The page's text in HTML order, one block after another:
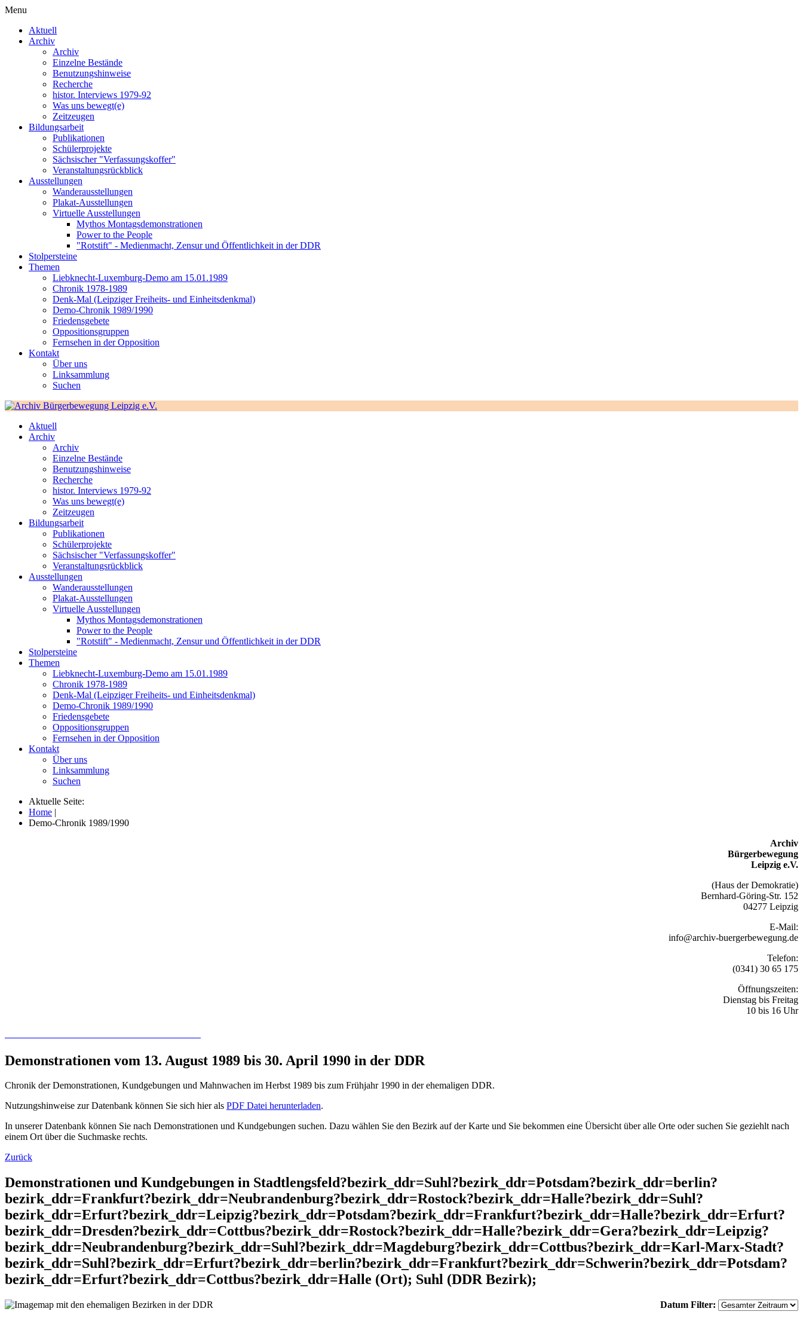
Menu
Aktuell
Archiv
Archiv
Einzelne Bestände
Benutzungshinweise
Recherche
histor. Interviews 1979-92
Was uns bewegt(e)
Zeitzeugen
Bildungsarbeit
Publikationen
Schülerprojekte
Sächsischer "Verfassungskoffer"
Veranstaltungsrückblick
Ausstellungen
Wanderausstellungen
Plakat-Ausstellungen
Virtuelle Ausstellungen
Mythos Montagsdemonstrationen
Power to the People
"Rotstift" - Medienmacht, Zensur und Öffentlichkeit in der DDR
Stolpersteine
Themen
Liebknecht-Luxemburg-Demo am 15.01.1989
Chronik 1978-1989
Denk-Mal (Leipziger Freiheits- und Einheitsdenkmal)
Demo-Chronik 1989/1990
Friedensgebete
Oppositionsgruppen
Fernsehen in der Opposition
Kontakt
Über uns
Linksammlung
Suchen
Aktuell
Archiv
Archiv
Einzelne Bestände
Benutzungshinweise
Recherche
histor. Interviews 1979-92
Was uns bewegt(e)
Zeitzeugen
Bildungsarbeit
Publikationen
Schülerprojekte
Sächsischer "Verfassungskoffer"
Veranstaltungsrückblick
Ausstellungen
Wanderausstellungen
Plakat-Ausstellungen
Virtuelle Ausstellungen
Mythos Montagsdemonstrationen
Power to the People
"Rotstift" - Medienmacht, Zensur und Öffentlichkeit in der DDR
Stolpersteine
Themen
Liebknecht-Luxemburg-Demo am 15.01.1989
Chronik 1978-1989
Denk-Mal (Leipziger Freiheits- und Einheitsdenkmal)
Demo-Chronik 1989/1990
Friedensgebete
Oppositionsgruppen
Fernsehen in der Opposition
Kontakt
Über uns
Linksammlung
Suchen
Aktuelle Seite:
Home |
Demo-Chronik 1989/1990
Archiv
Bürgerbewegung
Leipzig e.V.
(Haus der Demokratie)
Bernhard-Göring-Str. 152
04277 Leipzig
E-Mail:
info@archiv-buergerbewegung.de
Telefon:
(0341) 30 65 175
Öffnungszeiten:
Dienstag bis Freitag
10 bis 16 Uhr
Demonstrationen vom 13. August 1989 bis 30. April 1990 in der DDR
Chronik der Demonstrationen, Kundgebungen und Mahnwachen im Herbst 1989 bis zum Frühjahr 1990 in der ehemaligen DDR.
Nutzungshinweise zur Datenbank können Sie sich hier als PDF Datei herunterladen.
In unserer Datenbank können Sie nach Demonstrationen und Kundgebungen suchen. Dazu wählen Sie den Bezirk auf der Karte und Sie bekommen eine Übersicht über alle Orte oder suchen Sie geziehlt nach
einem Ort über die Suchmaske rechts.
Zurück
Demonstrationen und Kundgebungen in Stadtlengsfeld?bezirk_ddr=Suhl?bezirk_ddr=Potsdam?bezirk_ddr=berlin?
bezirk_ddr=Frankfurt?bezirk_ddr=Neubrandenburg?bezirk_ddr=Rostock?bezirk_ddr=Halle?bezirk_ddr=Suhl?
bezirk_ddr=Erfurt?bezirk_ddr=Leipzig?bezirk_ddr=Potsdam?bezirk_ddr=Frankfurt?bezirk_ddr=Halle?bezirk_ddr=Erfurt?
bezirk_ddr=Dresden?bezirk_ddr=Cottbus?bezirk_ddr=Rostock?bezirk_ddr=Halle?bezirk_ddr=Gera?bezirk_ddr=Leipzig?
bezirk_ddr=Neubrandenburg?bezirk_ddr=Suhl?bezirk_ddr=Magdeburg?bezirk_ddr=Cottbus?bezirk_ddr=Karl-Marx-Stadt?
bezirk_ddr=Suhl?bezirk_ddr=Erfurt?bezirk_ddr=berlin?bezirk_ddr=Frankfurt?bezirk_ddr=Schwerin?bezirk_ddr=Potsdam?
bezirk_ddr=Erfurt?bezirk_ddr=Cottbus?bezirk_ddr=Halle (Ort); Suhl (DDR Bezirk);
Datum Filter: